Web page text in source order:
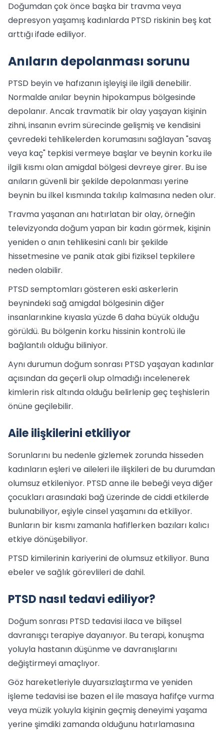
Doğumdan çok önce başka bir travma veya
depresyon yaşamış kadınlarda PTSD riskinin beş kat
arttığı ifade ediliyor.
Anıların depolanması sorunu
PTSD beyin ve hafızanın işleyişi ile ilgili denebilir.
Normalde anılar beynin hipokampus bölgesinde
depolanır. Ancak travmatik bir olay yaşayan kişinin
zihni, insanın evrim sürecinde gelişmiş ve kendisini
çevredeki tehlikelerden korumasını sağlayan "savaş
veya kaç" tepkisi vermeye başlar ve beynin korku ile
ilgili kısmı olan amigdal bölgesi devreye girer. Bu ise
anıların güvenli bir şekilde depolanması yerine
beynin bu ilkel kısmında takılıp kalmasına neden olur.
Travma yaşanan anı hatırlatan bir olay, örneğin
televizyonda doğum yapan bir kadın görmek, kişinin
yeniden o anın tehlikesini canlı bir şekilde
hissetmesine ve panik atak gibi fiziksel tepkilere
neden olabilir.
PTSD semptomları gösteren eski askerlerin
beynindeki sağ amigdal bölgesinin diğer
insanlarınkine kıyasla yüzde 6 daha büyük olduğu
görüldü. Bu bölgenin korku hissinin kontrolü ile
bağlantılı olduğu biliniyor.
Aynı durumun doğum sonrası PTSD yaşayan kadınlar
açısından da geçerli olup olmadığı incelenerek
kimlerin risk altında olduğu belirlenip geç teşhislerin
önüne geçilebilir.
Aile ilişkilerini etkiliyor
Sorunlarını bu nedenle gizlemek zorunda hisseden
kadınların eşleri ve aileleri ile ilişkileri de bu durumdan
olumsuz etkileniyor. PTSD anne ile bebeği veya diğer
çocukları arasındaki bağ üzerinde de ciddi etkilerde
bulunabiliyor, eşiyle cinsel yaşamını da etkiliyor.
Bunların bir kısmı zamanla hafiflerken bazıları kalıcı
etkiye dönüşebiliyor.
PTSD kimilerinin kariyerini de olumsuz etkiliyor. Buna
ebeler ve sağlık görevlileri de dahil.
PTSD nasıl tedavi ediliyor?
Doğum sonrası PTSD tedavisi ilaca ve bilişsel
davranışçı terapiye dayanıyor. Bu terapi, konuşma
yoluyla hastanın düşünme ve davranışlarını
değiştirmeyi amaçlıyor.
Göz hareketleriyle duyarsızlaştırma ve yeniden
işleme tedavisi ise bazen el ile masaya hafifçe vurma
veya müzik yoluyla kişinin geçmiş deneyimi yaşama
yerine şimdiki zamanda olduğunu hatırlamasına